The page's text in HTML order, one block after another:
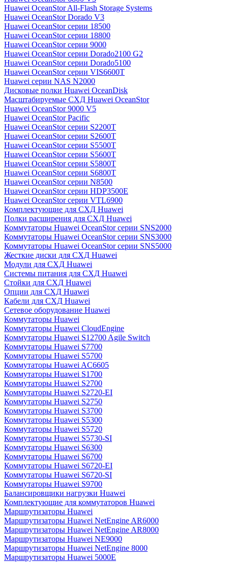
Huawei OceanStor All-Flash Storage Systems
Huawei OceanStor Dorado V3
Huawei OceanStor серии 18500
Huawei OceanStor серии 18800
Huawei OceanStor серии 9000
Huawei OceanStor серии Dorado2100 G2
Huawei OceanStor серии Dorado5100
Huawei OceanStor серии VIS6600T
Huawei серии NAS N2000
Дисковые полки Huawei OceanDisk
Масштабируемые СХД Huawei OceanStor
Huawei OceanStor 9000 V5
Huawei OceanStor Pacific
Huawei OceanStor серии S2200T
Huawei OceanStor серии S2600T
Huawei OceanStor серии S5500T
Huawei OceanStor серии S5600T
Huawei OceanStor серии S5800T
Huawei OceanStor серии S6800T
Huawei OceanStor серии N8500
Huawei OceanStor серии HDP3500E
Huawei OceanStor серии VTL6900
Комплектующие для СХД Huawei
Полки расширения для СХД Huawei
Коммутаторы Huawei OceanStor серии SNS2000
Коммутаторы Huawei OceanStor серии SNS3000
Коммутаторы Huawei OceanStor серии SNS5000
Жесткие диски для СХД Huawei
Модули для СХД Huawei
Системы питания для СХД Huawei
Стойки для СХД Huawei
Опции для СХД Huawei
Кабели для СХД Huawei
Сетевое оборудование Huawei
Коммутаторы Huawei
Коммутаторы Huawei CloudEngine
Коммутаторы Huawei S12700 Agile Switch
Коммутаторы Huawei S7700
Коммутаторы Huawei S5700
Коммутаторы Huawei AC6605
Коммутаторы Huawei S1700
Коммутаторы Huawei S2700
Коммутаторы Huawei S2720-EI
Коммутаторы Huawei S2750
Коммутаторы Huawei S3700
Коммутаторы Huawei S5300
Коммутаторы Huawei S5720
Коммутаторы Huawei S5730-SI
Коммутаторы Huawei S6300
Коммутаторы Huawei S6700
Коммутаторы Huawei S6720-EI
Коммутаторы Huawei S6720-SI
Коммутаторы Huawei S9700
Балансировщики нагрузки Huawei
Комплектующие для коммутаторов Huawei
Маршрутизаторы Huawei
Маршрутизаторы Huawei NetEngine AR6000
Маршрутизаторы Huawei NetEngine AR8000
Маршрутизаторы Huawei NE9000
Маршрутизаторы Huawei NetEngine 8000
Маршрутизаторы Huawei 5000E